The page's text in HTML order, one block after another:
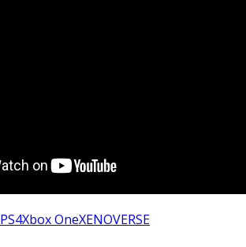
PS4Xbox OneXENOVERSE